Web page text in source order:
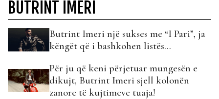
BUTRINT IMERI
Butrint Imeri një sukses me “I Pari”, ja
këngët që i bashkohen listës…
Për ju që keni përjetuar mungesën e
dikujt, Butrint Imeri sjell kolonën
zanore të kujtimeve tuaja!